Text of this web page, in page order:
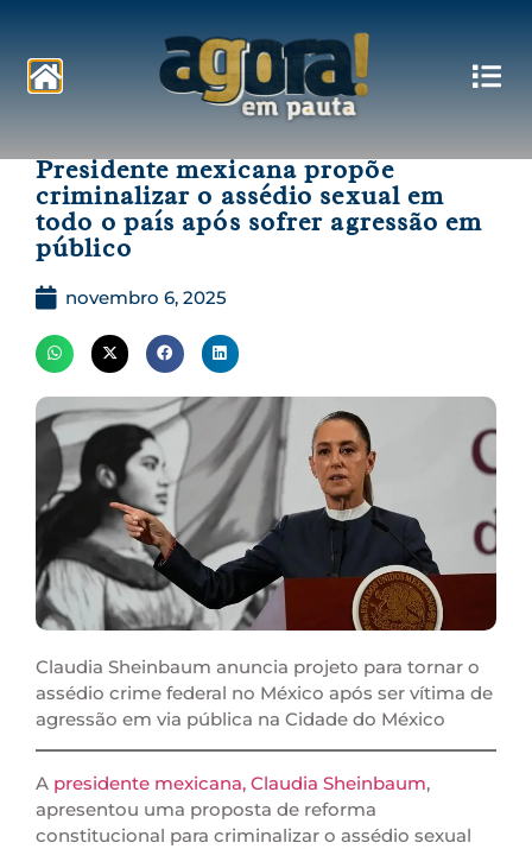
Presidente mexicana propõe
criminalizar o assédio sexual em
todo o país após sofrer agressão em
público
novembro 6, 2025
Claudia Sheinbaum anuncia projeto para tornar o
assédio crime federal no México após ser vítima de
agressão em via pública na Cidade do México
A presidente mexicana, Claudia Sheinbaum,
apresentou uma proposta de reforma
constitucional para criminalizar o assédio sexual